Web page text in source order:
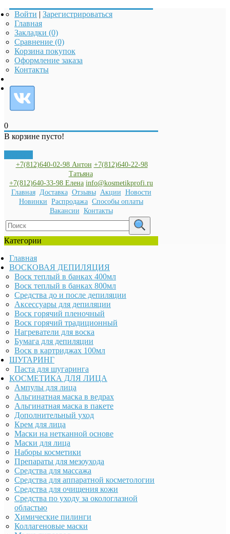
Войти | Зарегистрироваться
Главная
Закладки (0)
Сравнение (0)
Корзина покупок
Оформление заказа
Контакты
0
В корзине пусто!
+7(812)640-02-98 Антон +7(812)640-22-98
Татьяна
+7(812)640-33-98 Елена info@kosmetikprofi.ru
Главная Доставка Отзывы Акции Новости
Новинки Распродажа Способы оплаты
Вакансии Контакты
Категории
Главная
ВОСКОВАЯ ДЕПИЛЯЦИЯ
Воск теплый в банках 400мл
Воск теплый в банках 800мл
Средства до и после депиляции
Аксессуары для депиляции
Воск горячий пленочный
Воск горячий традиционный
Нагреватели для воска
Бумага для депиляции
Воск в картриджах 100мл
ШУГАРИНГ
Паста для шугаринга
КОСМЕТИКА ДЛЯ ЛИЦА
Ампулы для лица
Альгинатная маска в ведрах
Альгинатная маска в пакете
Дополнительный уход
Крем для лица
Маски на нетканной основе
Маски для лица
Наборы косметики
Препараты для мезоухода
Средства для массажа
Средства для аппаратной косметологии
Средства для очищения кожи
Средства по уходу за окологлазной
областью
Химические пилинги
Коллагеновые маски